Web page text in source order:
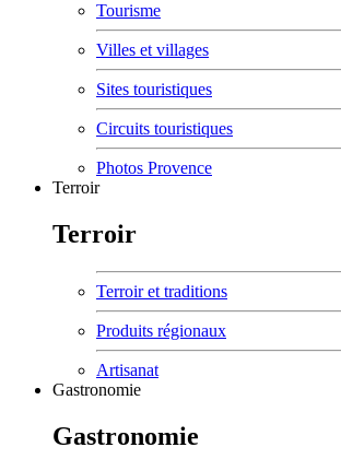
Tourisme
Villes et villages
Sites touristiques
Circuits touristiques
Photos Provence
Terroir
Terroir
Terroir et traditions
Produits régionaux
Artisanat
Gastronomie
Gastronomie